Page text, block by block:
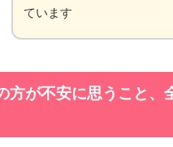
ています
方が不安に思うこと、